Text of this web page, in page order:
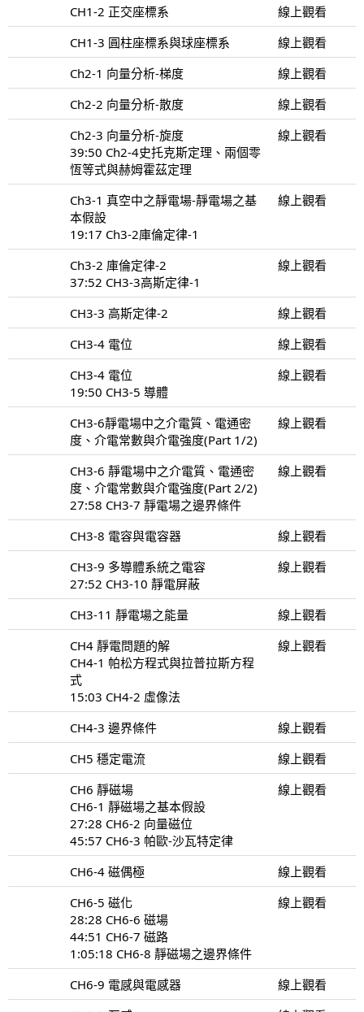
CH1-2 正交座標系
線上觀看
CH1-3 圓柱座標系與球座標系
線上觀看
Ch2-1 向量分析-梯度
線上觀看
Ch2-2 向量分析-散度
線上觀看
Ch2-3 向量分析-旋度
39:50 Ch2-4史托克斯定理、兩個零
恆等式與赫姆霍茲定理
線上觀看
Ch3-1 真空中之靜電場-靜電場之基
本假設
19:17 Ch3-2庫倫定律-1
線上觀看
Ch3-2 庫倫定律-2
37:52 CH3-3高斯定律-1
線上觀看
CH3-3 高斯定律-2
線上觀看
CH3-4 電位
線上觀看
CH3-4 電位
19:50 CH3-5 導體
線上觀看
CH3-6靜電場中之介電質、電通密
度、介電常數與介電強度(Part 1/2)
線上觀看
CH3-6 靜電場中之介電質、電通密
度、介電常數與介電強度(Part 2/2)
27:58 CH3-7 靜電場之邊界條件
線上觀看
CH3-8 電容與電容器
線上觀看
CH3-9 多導體系統之電容
27:52 CH3-10 靜電屏蔽
線上觀看
CH3-11 靜電場之能量
線上觀看
CH4 靜電問題的解
CH4-1 帕松方程式與拉普拉斯方程
式
15:03 CH4-2 虛像法
線上觀看
CH4-3 邊界條件
線上觀看
CH5 穩定電流
線上觀看
CH6 靜磁場
CH6-1 靜磁場之基本假設
27:28 CH6-2 向量磁位
45:57 CH6-3 帕歐-沙瓦特定律
線上觀看
CH6-4 磁偶極
線上觀看
CH6-5 磁化
28:28 CH6-6 磁場
44:51 CH6-7 磁路
1:05:18 CH6-8 靜磁場之邊界條件
線上觀看
CH6-9 電感與電感器
線上觀看